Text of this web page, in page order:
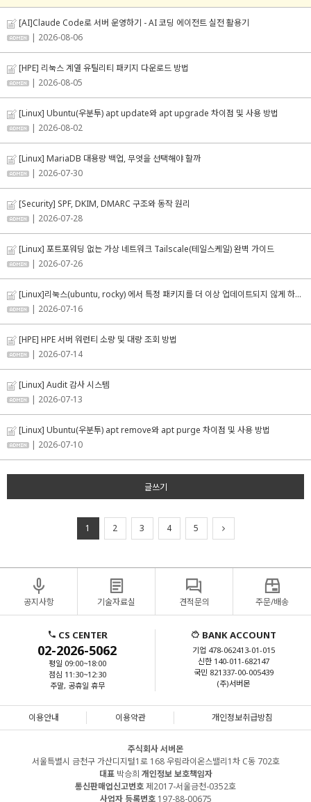
[AI]Claude Code로 서버 운영하기 - AI 코딩 에이전트 실전 활용기
| 2026-08-06
[HPE] 리눅스 계열 유틸리티 패키지 다운로드 방법
| 2026-08-05
[Linux] Ubuntu(우분투) apt update와 apt upgrade 차이점 및 사용 방법
| 2026-08-02
[Linux] MariaDB 대용량 백업, 무엇을 선택해야 할까
| 2026-07-30
[Security] SPF, DKIM, DMARC 구조와 동작 원리
| 2026-07-28
[Linux] 포트포워딩 없는 가상 네트워크 Tailscale(테일스케일) 완벽 가이드
| 2026-07-26
[Linux]리눅스(ubuntu, rocky) 에서 특정 패키지를 더 이상 업데이트되지 않게 하는 방법
| 2026-07-16
[HPE] HPE 서버 워런티 소량 및 대량 조회 방법
| 2026-07-14
[Linux] Audit 감사 시스템
| 2026-07-13
[Linux] Ubuntu(우분투) apt remove와 apt purge 차이점 및 사용 방법
| 2026-07-10
글쓰기
1 2 3 4 5
공지사항 기술자료실 견적문의 주문/배송
CS CENTER
02-2026-5062
평일 09:00~18:00
점심 11:30~12:30
주말, 공휴일 휴무
BANK ACCOUNT
기업 478-062413-01-015
신한 140-011-682147
국민 821337-00-005439
(주)서버몬
이용안내 이용약관 개인정보취급방침
주식회사 서버몬
서울특별시 금천구 가산디지털1로 168 우림라이온스밸리1차 C동 702호
대표박승희 개인정보 보호책임자
통신판매업신고번호제2017-서울금천-0352호
사업자 등록번호197-88-00675